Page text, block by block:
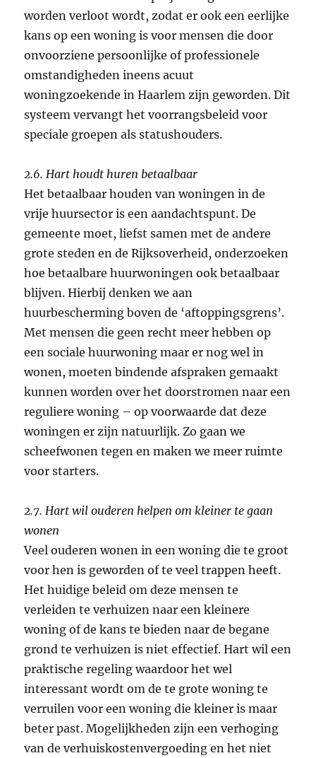
worden verloot wordt, zodat er ook een eerlijke
kans op een woning is voor mensen die door
onvoorziene persoonlijke of professionele
omstandigheden ineens acuut
woningzoekende in Haarlem zijn geworden. Dit
systeem vervangt het voorrangsbeleid voor
speciale groepen als statushouders.
2.6. Hart houdt huren betaalbaar
Het betaalbaar houden van woningen in de
vrije huursector is een aandachtspunt. De
gemeente moet, liefst samen met de andere
grote steden en de Rijksoverheid, onderzoeken
hoe betaalbare huurwoningen ook betaalbaar
blijven. Hierbij denken we aan
huurbescherming boven de ‘aftoppingsgrens’.
Met mensen die geen recht meer hebben op
een sociale huurwoning maar er nog wel in
wonen, moeten bindende afspraken gemaakt
kunnen worden over het doorstromen naar een
reguliere woning – op voorwaarde dat deze
woningen er zijn natuurlijk. Zo gaan we
scheefwonen tegen en maken we meer ruimte
voor starters.
2.7. Hart wil ouderen helpen om kleiner te gaan
wonen
Veel ouderen wonen in een woning die te groot
voor hen is geworden of te veel trappen heeft.
Het huidige beleid om deze mensen te
verleiden te verhuizen naar een kleinere
woning of de kans te bieden naar de begane
grond te verhuizen is niet effectief. Hart wil een
praktische regeling waardoor het wel
interessant wordt om de te grote woning te
verruilen voor een woning die kleiner is maar
beter past. Mogelijkheden zijn een verhoging
van de verhuiskostenvergoeding en het niet